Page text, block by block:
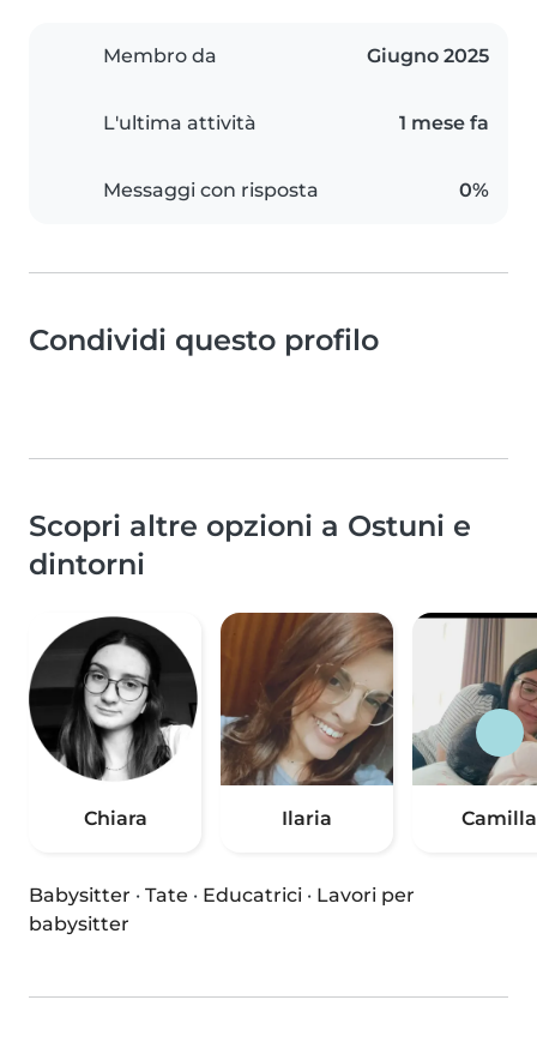
Membro da Giugno 2025
L'ultima attività 1 mese fa
Messaggi con risposta 0%
Condividi questo profilo
Scopri altre opzioni a Ostuni e
dintorni
Chiara Ilaria Camilla
Babysitter · Tate · Educatrici · Lavori per
babysitter